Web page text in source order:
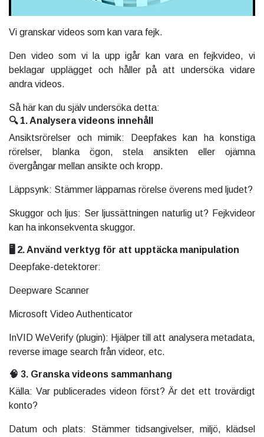
Vi granskar videos som kan vara fejk.
Den video som vi la upp igår kan vara en fejkvideo, vi
beklagar upplägget och håller på att undersöka vidare
andra videos.
Så här kan du själv undersöka detta:
🔍 1. Analysera videons innehåll
Ansiktsrörelser och mimik: Deepfakes kan ha konstiga
rörelser, blanka ögon, stela ansikten eller ojämna
övergångar mellan ansikte och kropp.
Läppsynk: Stämmer läpparnas rörelse överens med ljudet?
Skuggor och ljus: Ser ljussättningen naturlig ut? Fejkvideor
kan ha inkonsekventa skuggor.
🖥️ 2. Använd verktyg för att upptäcka manipulation
Deepfake-detektorer:
Deepware Scanner
Microsoft Video Authenticator
InVID WeVerify (plugin): Hjälper till att analysera metadata,
reverse image search från videor, etc.
🧠 3. Granska videons sammanhang
Källa: Var publicerades videon först? Är det ett trovärdigt
konto?
Datum och plats: Stämmer tidsangivelser, miljö, klädsel